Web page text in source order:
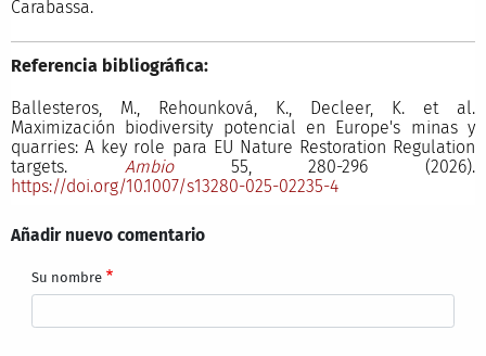
Carabassa.
Referencia bibliográfica:
Ballesteros, M., Rehounková, K., Decleer, K. et al.
Maximización biodiversity potencial en Europe's minas y
quarries: A key role para EU Nature Restoration Regulation
targets. Ambio55, 280-296 (2026).
https://doi.org/10.1007/s13280-025-02235-4
Añadir nuevo comentario
Su nombre